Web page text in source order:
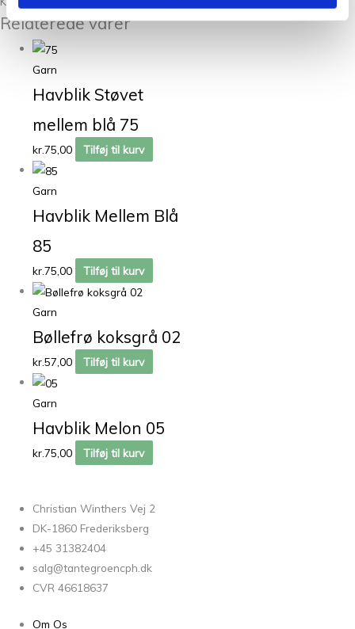
Relaterede varer
Garn
Havblik Støvet
mellem blå 75
kr.75,00 Tilføj til kurv
Garn
Havblik Mellem Blå
85
kr.75,00 Tilføj til kurv
Garn
Bøllefrø koksgrå 02
kr.57,00 Tilføj til kurv
Garn
Havblik Melon 05
kr.75,00 Tilføj til kurv
Christian Winthers Vej 2
DK-1860 Frederiksberg
+45 31382404
salg@tantegroencph.dk
CVR 46618637
Om Os